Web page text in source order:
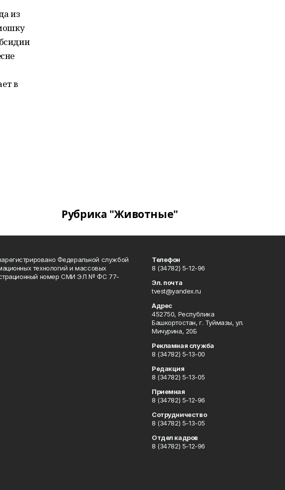
из
в
Рубрика "Животные"
Федеральной службой
технологий и массовых
номер СМИ ЭЛ № ФС 77-
Телефон
8 (34782) 5-12-96
Эл. почта
tvest@yandex.ru
Адрес
452750, Республика
Башкортостан, г. Туймазы, ул.
Мичурина, 20Б
Рекламная служба
8 (34782) 5-13-00
Редакция
8 (34782) 5-13-05
Приемная
8 (34782) 5-12-96
Сотрудничество
8 (34782) 5-13-05
Отдел кадров
8 (34782) 5-12-96